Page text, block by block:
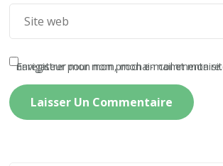
Enregistrer mon nom, mon e-mail et mon site dans le navigateur pour mon prochain commentaire.